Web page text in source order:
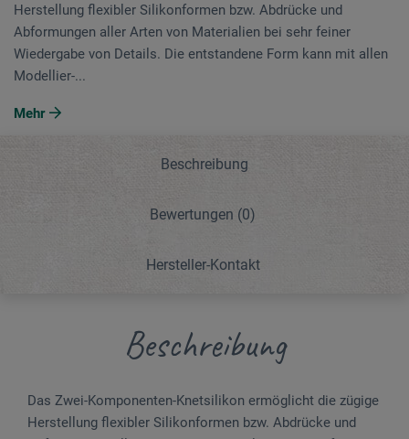
Herstellung flexibler Silikonformen bzw. Abdrücke und
Abformungen aller Arten von Materialien bei sehr feiner
Wiedergabe von Details. Die entstandene Form kann mit allen
Modellier-...
Mehr
Beschreibung
Bewertungen (0)
Hersteller-Kontakt
Beschreibung
Das Zwei-Komponenten-Knetsilikon ermöglicht die zügige
Herstellung flexibler Silikonformen bzw. Abdrücke und